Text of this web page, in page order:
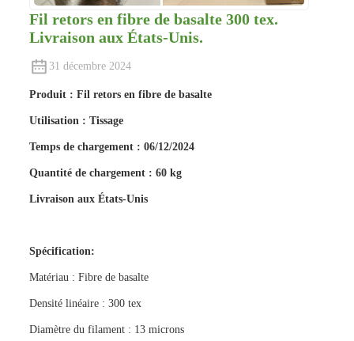
Fil retors en fibre de basalte 300 tex.
Livraison aux États-Unis.
31 décembre 2024
Produit : Fil retors en fibre de basalte
Utilisation : Tissage
Temps de chargement : 06/12/2024
Quantité de chargement : 60 kg
Livraison aux États-Unis
Spécification:
Matériau : Fibre de basalte
Densité linéaire : 300 tex
Diamètre du filament : 13 microns